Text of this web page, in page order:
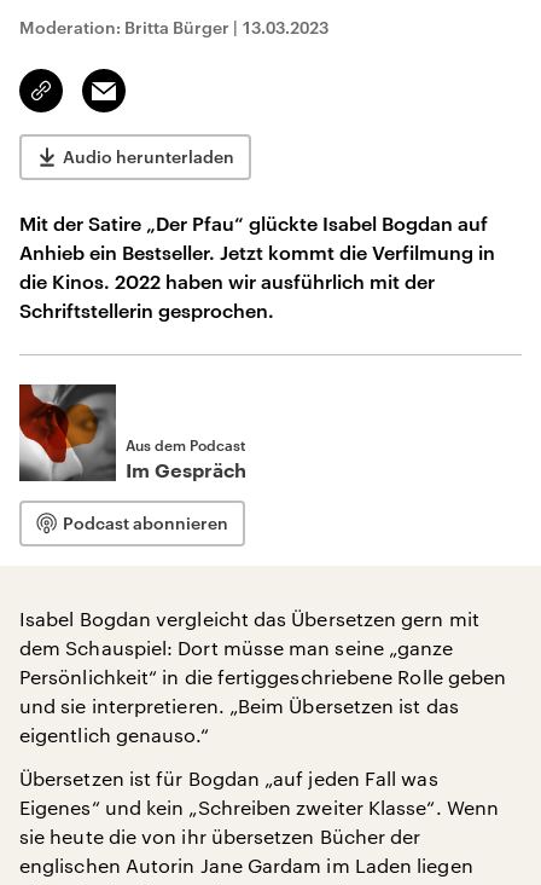
Moderation: Britta Bürger | 13.03.2023
Link
kopieren/teilen
Email
Audio herunterladen
Mit der Satire „Der Pfau“ glückte Isabel Bogdan auf
Anhieb ein Bestseller. Jetzt kommt die Verfilmung in
die Kinos. 2022 haben wir ausführlich mit der
Schriftstellerin gesprochen.
Aus dem Podcast
Im Gespräch
Podcast abonnieren
Isabel Bogdan vergleicht das Übersetzen gern mit
dem Schauspiel: Dort müsse man seine „ganze
Persönlichkeit“ in die fertiggeschriebene Rolle geben
und sie interpretieren. „Beim Übersetzen ist das
eigentlich genauso.“
Übersetzen ist für Bogdan „auf jeden Fall was
Eigenes“ und kein „Schreiben zweiter Klasse“. Wenn
sie heute die von ihr übersetzen Bücher der
englischen Autorin Jane Gardam im Laden liegen